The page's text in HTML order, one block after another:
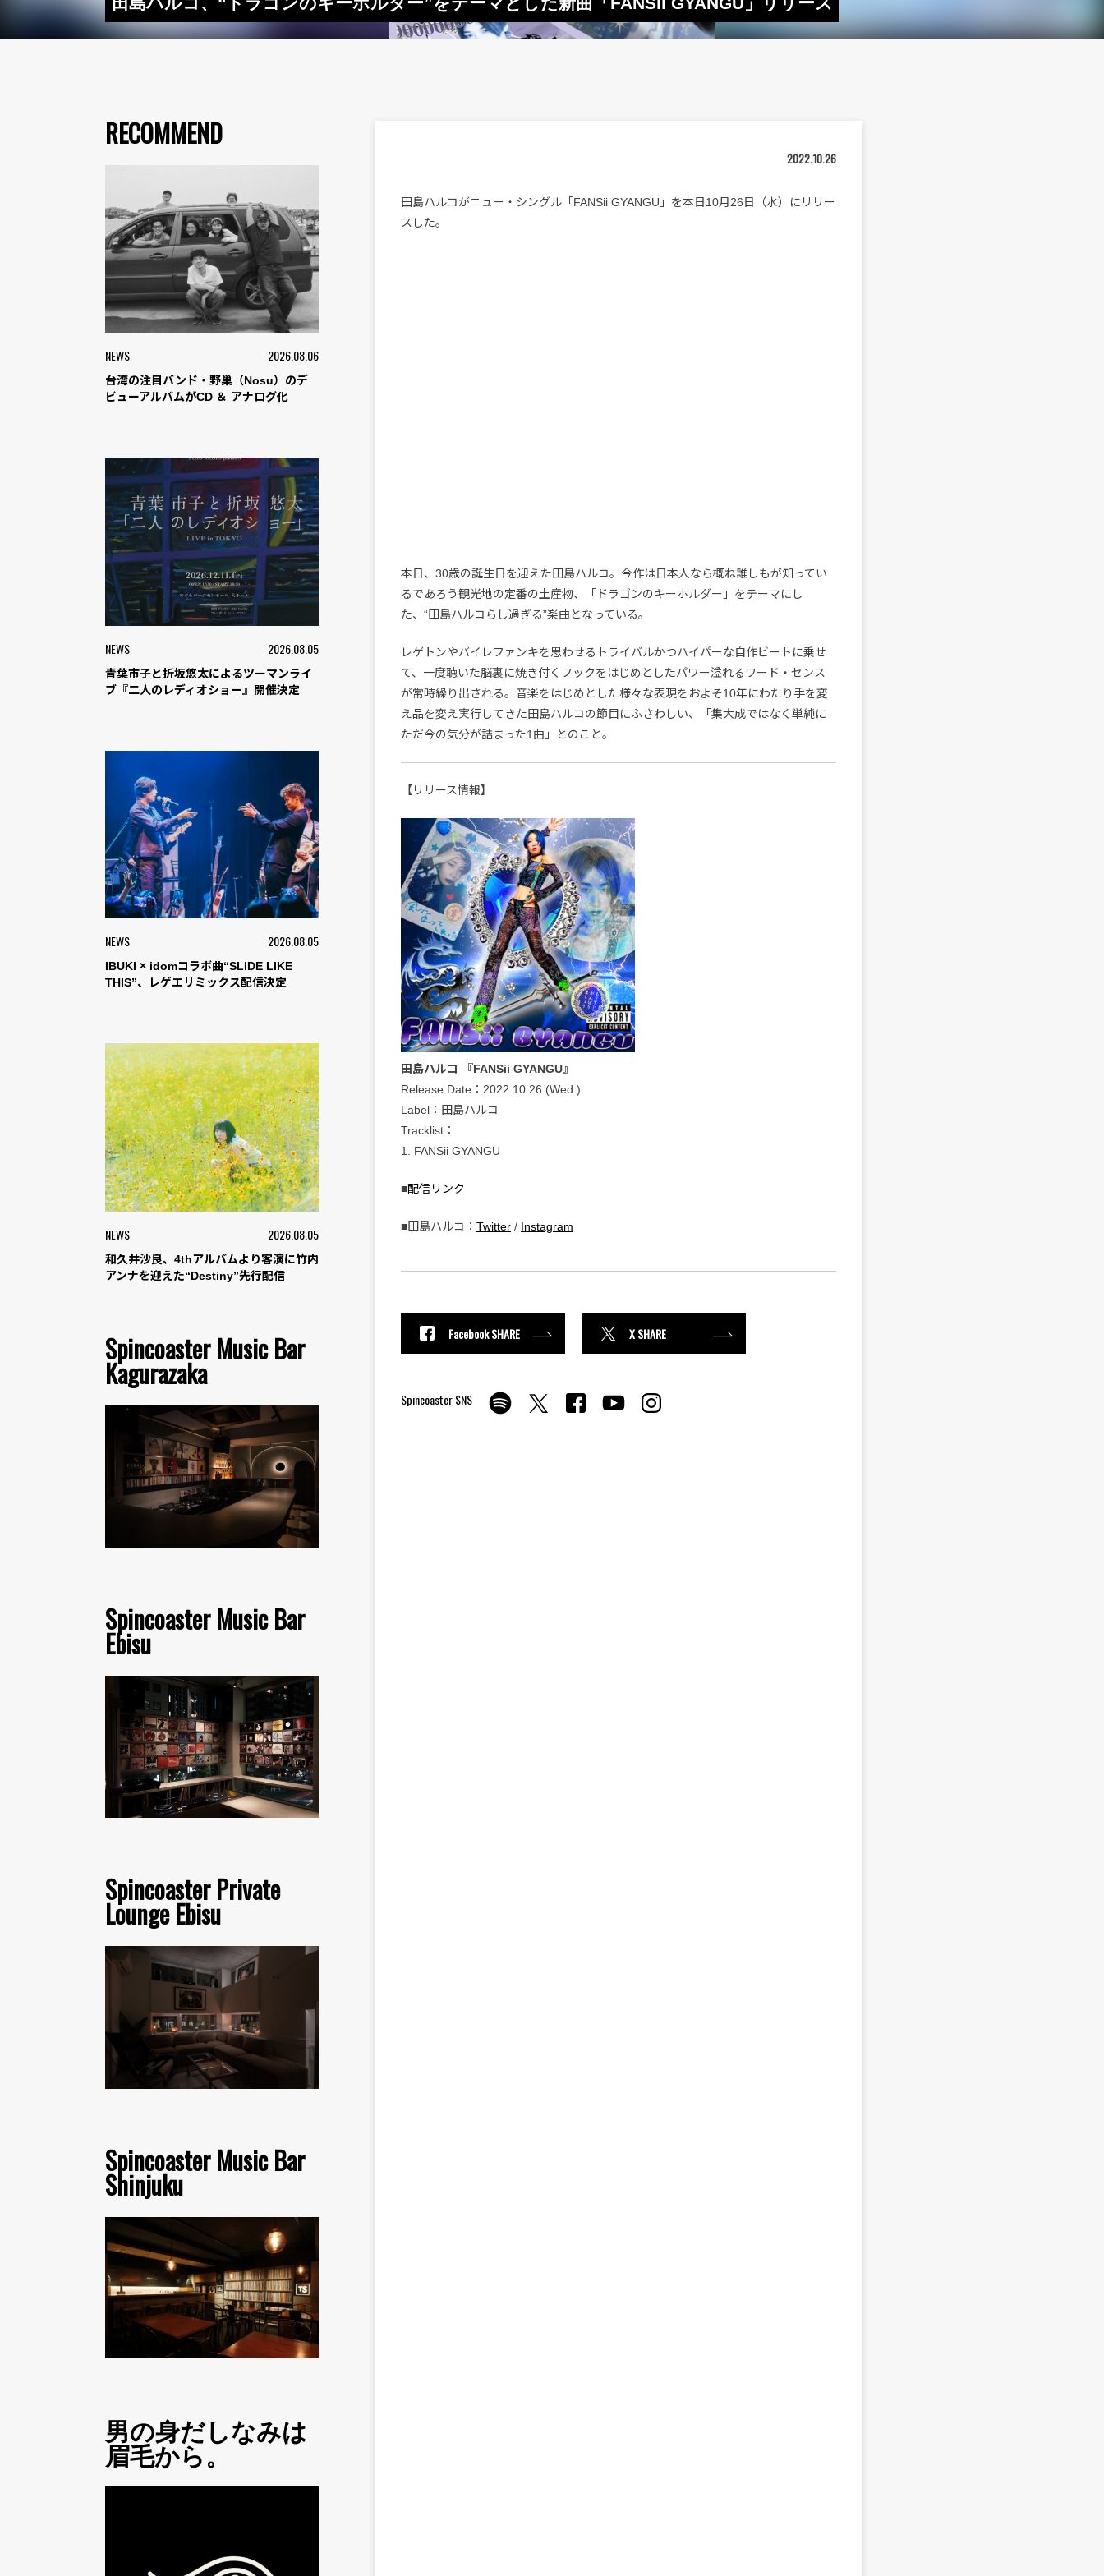
RECOMMEND
NEWS 2026.08.06
台湾の注目バンド・野巢（Nosu）のデ
ビューアルバムがCD ＆ アナログ化
NEWS 2026.08.05
青葉市子と折坂悠太によるツーマンライ
ブ『二人のレディオショー』開催決定
NEWS 2026.08.05
IBUKI × idomコラボ曲“SLIDE LIKE
THIS”、レゲエリミックス配信決定
NEWS 2026.08.05
和久井沙良、4thアルバムより客演に竹内
アンナを迎えた“Destiny”先行配信
Spincoaster Music Bar
Kagurazaka
Spincoaster Music Bar
Ebisu
Spincoaster Private
Lounge Ebisu
Spincoaster Music Bar
Shinjuku
男の身だしなみは
眉毛から。
2022.10.26
田島ハルコがニュー・シングル「FANSii GYANGU」を本日10月26日（水）にリリー
スした。
本日、30歳の誕生日を迎えた田島ハルコ。今作は日本人なら概ね誰しもが知ってい
るであろう観光地の定番の土産物、「ドラゴンのキーホルダー」をテーマにし
た、“田島ハルコらし過ぎる”楽曲となっている。
レゲトンやバイレファンキを思わせるトライバルかつハイパーな自作ビートに乗せ
て、一度聴いた脳裏に焼き付くフックをはじめとしたパワー溢れるワード・センス
が常時繰り出される。音楽をはじめとした様々な表現をおよそ10年にわたり手を変
え品を変え実行してきた田島ハルコの節目にふさわしい、「集大成ではなく単純に
ただ今の気分が詰まった1曲」とのこと。
【リリース情報】
田島ハルコ 『FANSii GYANGU』
Release Date：2022.10.26 (Wed.)
Label：田島ハルコ
Tracklist：
1. FANSii GYANGU
■配信リンク
■田島ハルコ： Twitter / Instagram
Facebook SHARE X SHARE
Spincoaster SNS